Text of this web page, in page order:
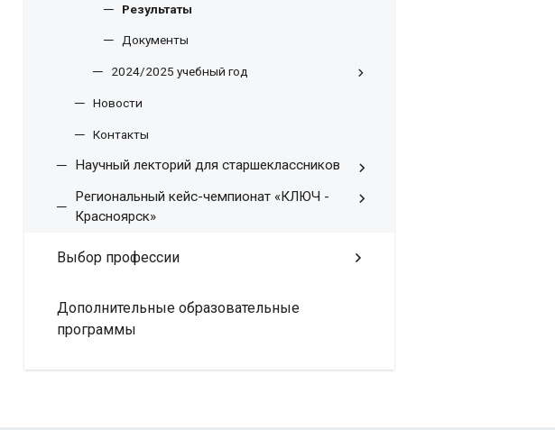
Результаты
Документы
2024/2025 учебный год
Новости
Контакты
Научный лекторий для старшеклассников
Региональный кейс-чемпионат «КЛЮЧ -
Красноярск»
Выбор профессии
Дополнительные образовательные
программы